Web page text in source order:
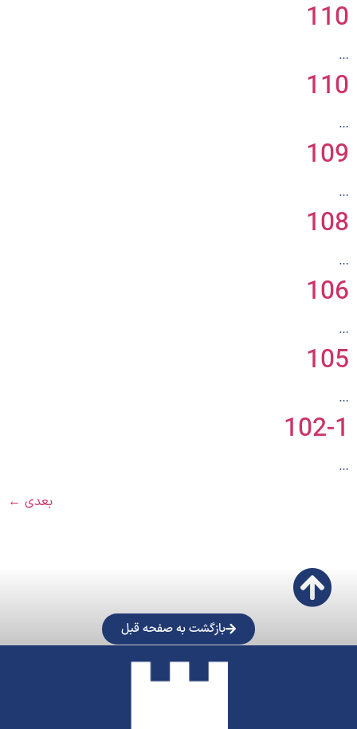
110
…
110
…
109
…
108
…
106
…
105
…
102-1
…
بعدی ←
بازگشت به صفحه قبل